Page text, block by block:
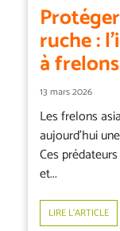
ruche :
à frelons
13 mars 2026
Les frelons
aujourd’hui
Ces
et...
LIRE L’ARTICLE